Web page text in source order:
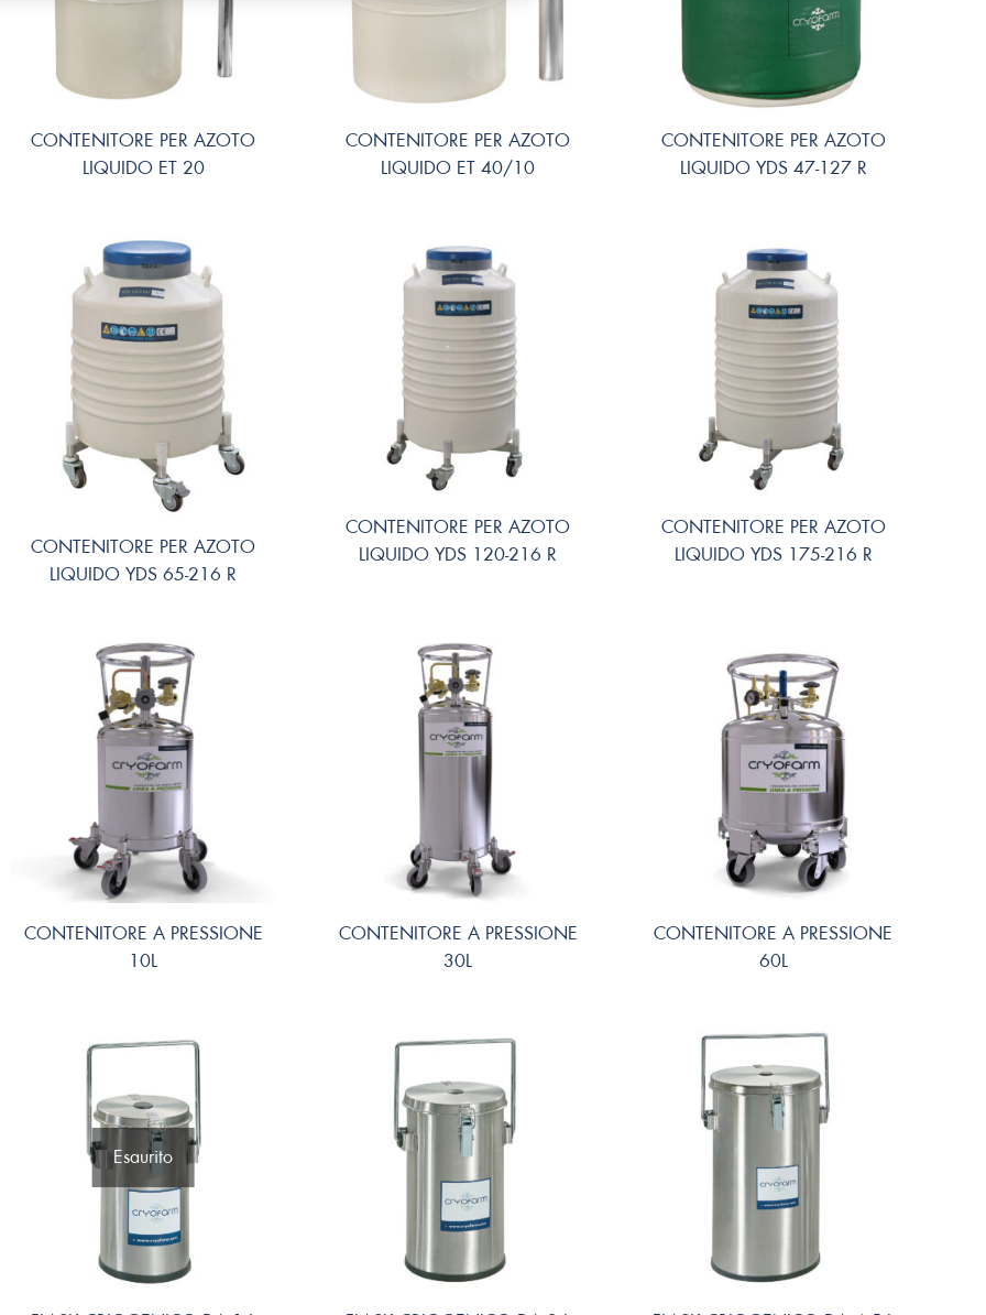
CONTENITORE PER AZOTO
LIQUIDO ET 20
CONTENITORE PER AZOTO
LIQUIDO ET 40/10
CONTENITORE PER AZOTO
LIQUIDO YDS 47-127 R
CONTENITORE PER AZOTO
LIQUIDO YDS 65-216 R
CONTENITORE PER AZOTO
LIQUIDO YDS 120-216 R
CONTENITORE PER AZOTO
LIQUIDO YDS 175-216 R
CONTENITORE A PRESSIONE
10L
CONTENITORE A PRESSIONE
30L
CONTENITORE A PRESSIONE
60L
Esaurito